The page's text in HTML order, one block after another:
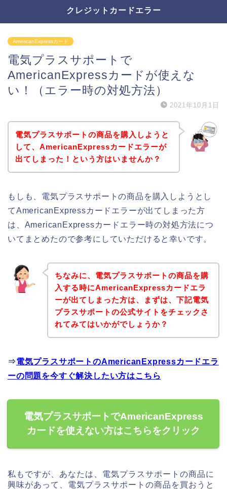
クレジットカードエラー
AmericanExpressカード
電気プラスサポートで
AmericanExpressカードが使えな
い！（エラー時の対処方法）
2021年10月1日
電気プラスサポートの商品を購入しようと
して、AmericanExpressカードエラーが
出てしまった！という方はいませんか？
もしも、電気プラスサポートの商品を購入しようとし
てAmericanExpressカードエラーが出てしまった方
は、AmericanExpressカードエラー時の対処方法につ
いてまとめたので参考にしていただけると幸いです。
ちなみに、電気プラスサポートの商品を購
入する時にAmericanExpressカードエラ
ーが出てしまった方は、まずは、下記電気
プラスサポートの公式サイトをチェックさ
れてみてはいかがでしょうか？
⇒電気プラスサポートのAmericanExpressカードエラ
ーの問題を今すぐ解決したい方はこちら
電気プラスサポートでAmericanExpress
カードを使えない方はこちらをクリック
私もですが、あなたは、電気プラスサポートの商品に
興味があって、電気プラスサポートの商品を買おうと